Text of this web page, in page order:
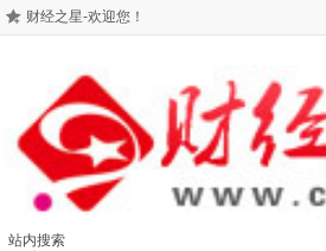
财经之星-欢迎您！
站内搜索